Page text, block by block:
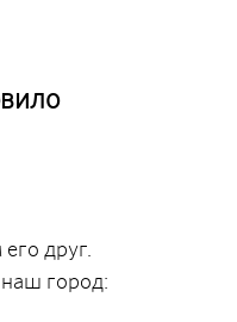
друг.
город: